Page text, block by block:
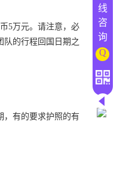
5万元。请注意，必
队的行程回国日期之
，有的要求护照的有
线
咨
询
Q